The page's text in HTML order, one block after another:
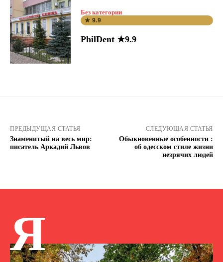
Без категории
★ 9.9
PhilDent ★9.9
ПРЕДЫДУЩАЯ СТАТЬЯ
Знаменитый на весь мир:
писатель Аркадий Львов
СЛЕДУЮЩАЯ СТАТЬЯ
Обыкновенные особенности :
об одесском стиле жизни
незрячих людей
Я